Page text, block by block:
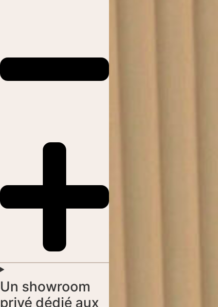
Un showroom
privé dédié aux